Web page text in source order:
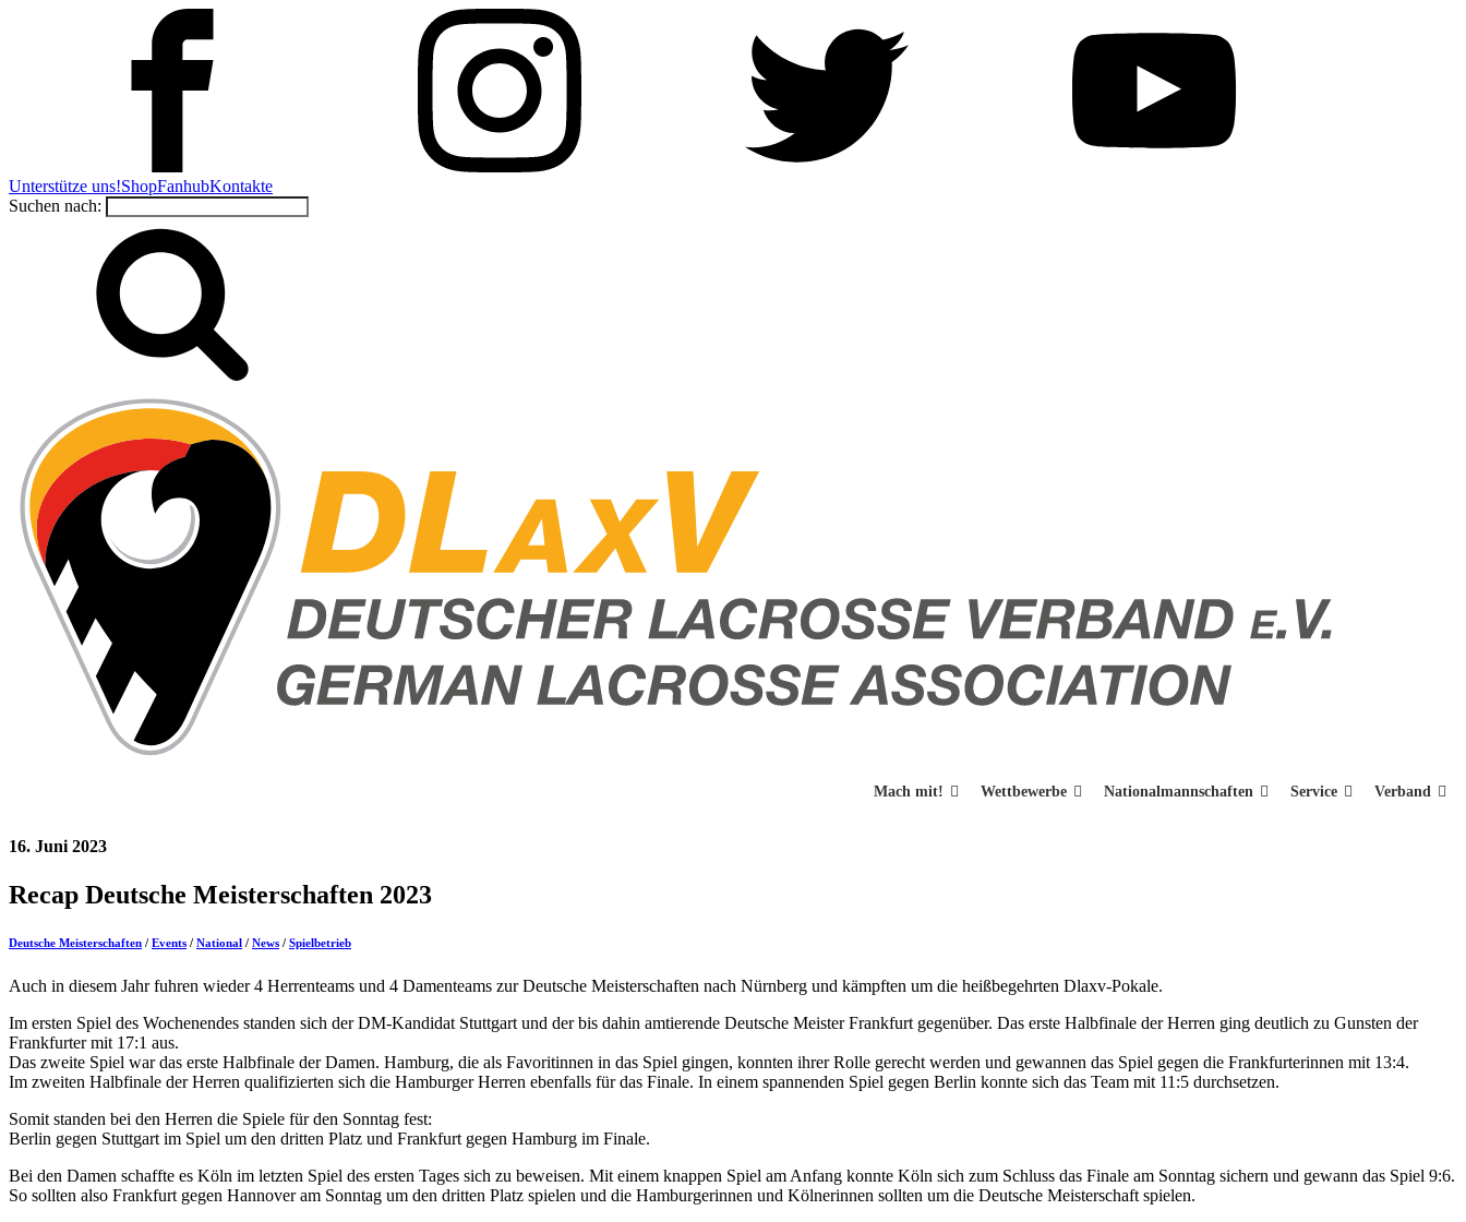
Unterstütze uns!ShopFanhubKontakte
Suchen nach:
Mach mit! Wettbewerbe Nationalmannschaften Service Verband
16. Juni 2023
Recap Deutsche Meisterschaften 2023
Deutsche Meisterschaften / Events / National / News / Spielbetrieb
Auch in diesem Jahr fuhren wieder 4 Herrenteams und 4 Damenteams zur Deutsche Meisterschaften nach Nürnberg und kämpften um die heißbegehrten Dlaxv-Pokale.
Im ersten Spiel des Wochenendes standen sich der DM-Kandidat Stuttgart und der bis dahin amtierende Deutsche Meister Frankfurt gegenüber. Das erste Halbfinale der Herren ging deutlich zu Gunsten der
Frankfurter mit 17:1 aus.
Das zweite Spiel war das erste Halbfinale der Damen. Hamburg, die als Favoritinnen in das Spiel gingen, konnten ihrer Rolle gerecht werden und gewannen das Spiel gegen die Frankfurterinnen mit 13:4.
Im zweiten Halbfinale der Herren qualifizierten sich die Hamburger Herren ebenfalls für das Finale. In einem spannenden Spiel gegen Berlin konnte sich das Team mit 11:5 durchsetzen.
Somit standen bei den Herren die Spiele für den Sonntag fest:
Berlin gegen Stuttgart im Spiel um den dritten Platz und Frankfurt gegen Hamburg im Finale.
Bei den Damen schaffte es Köln im letzten Spiel des ersten Tages sich zu beweisen. Mit einem knappen Spiel am Anfang konnte Köln sich zum Schluss das Finale am Sonntag sichern und gewann das Spiel 9:6.
So sollten also Frankfurt gegen Hannover am Sonntag um den dritten Platz spielen und die Hamburgerinnen und Kölnerinnen sollten um die Deutsche Meisterschaft spielen.